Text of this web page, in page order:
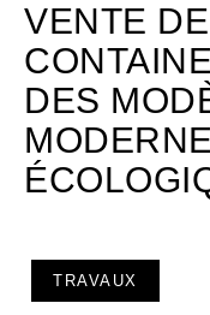
VENTE
DES
TRAVAUX